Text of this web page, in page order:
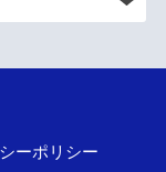
ーポリシー